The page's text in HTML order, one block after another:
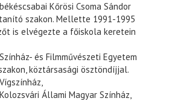
Kőrösi Csoma Sándor
szakon. Mellette 1991-1995
is elvégezte a főiskola keretein
és Filmművészeti Egyetem
köztársasági ösztöndíjjal.
Állami Magyar Színház,